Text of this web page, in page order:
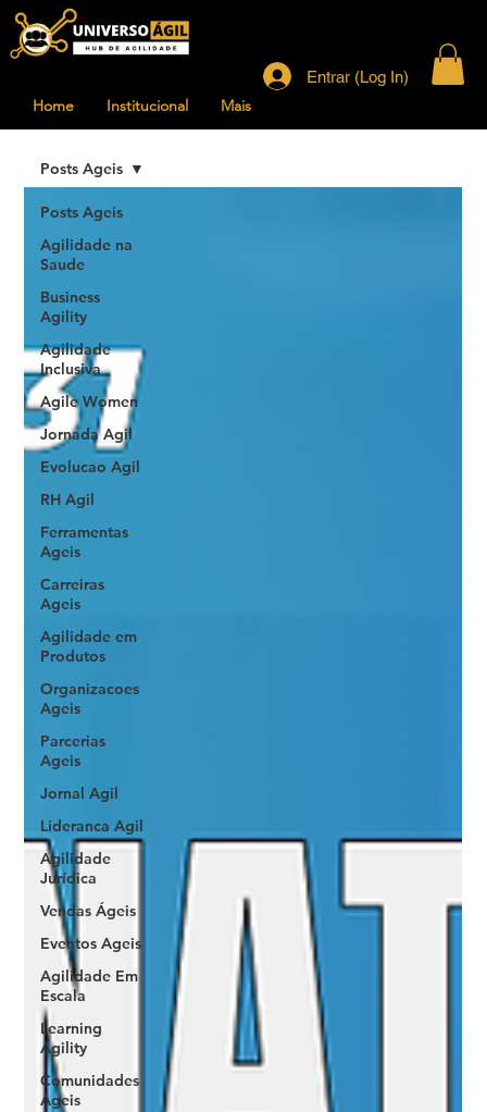
Home Institucional Mais
Entrar (Log In)
Posts Ageis
Agilidade na
Saude
Business
Agility
Agilidade
Inclusiva
Agile Women
Jornada Agil
Evolucao Agil
RH Agil
Ferramentas
Ageis
Carreiras
Ageis
Agilidade em
Produtos
Organizacoes
Ageis
Parcerias
Ageis
Jornal Agil
Lideranca Agil
Agilidade
Jurídica
Vendas Ágeis
Eventos Ageis
Agilidade Em
Escala
Learning
Agility
Comunidades
Ageis
Posts Ageis